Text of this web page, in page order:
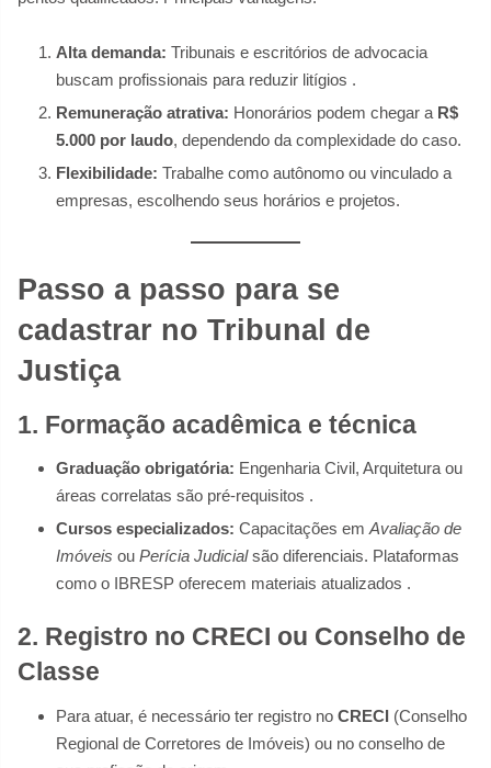
Alta demanda: Tribunais e escritórios de advocacia
buscam profissionais para reduzir litígios .
Remuneração atrativa: Honorários podem chegar a R$
5.000 por laudo, dependendo da complexidade do caso.
Flexibilidade: Trabalhe como autônomo ou vinculado a
empresas, escolhendo seus horários e projetos.
Passo a passo para se
cadastrar no Tribunal de
Justiça
1. Formação acadêmica e técnica
Graduação obrigatória: Engenharia Civil, Arquitetura ou
áreas correlatas são pré-requisitos .
Cursos especializados: Capacitações em Avaliação de
Imóveis ou Perícia Judicialsão diferenciais. Plataformas
como o IBRESP oferecem materiais atualizados .
2. Registro no CRECI ou Conselho de
Classe
Para atuar, é necessário ter registro no CRECI (Conselho
Regional de Corretores de Imóveis) ou no conselho de